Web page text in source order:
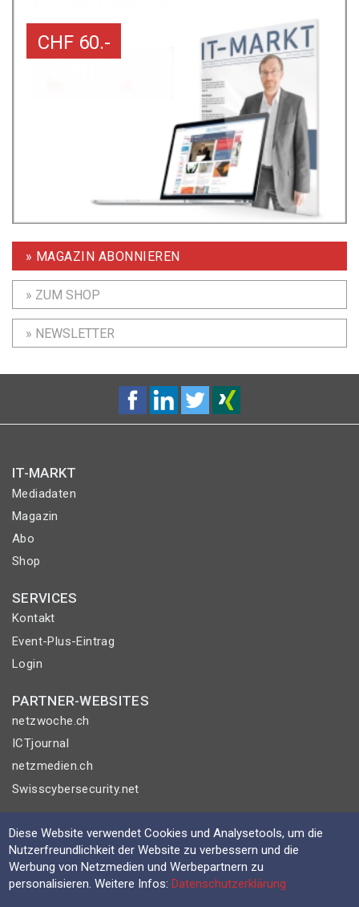
CHF 60.-
» MAGAZIN ABONNIEREN
» ZUM SHOP
» NEWSLETTER
IT-MARKT
Mediadaten
Magazin
Abo
Shop
SERVICES
Kontakt
Event-Plus-Eintrag
Login
PARTNER-WEBSITES
netzwoche.ch
ICTjournal
netzmedien.ch
Swisscybersecurity.net
© NETZMEDIEN AG 2026
Impressum
AGB
Nutzungsbestimmungen
Diese Website verwendet Cookies und Analysetools, um die
Nutzerfreundlichkeit der Website zu verbessern und die
Werbung von Netzmedien und Werbepartnern zu
personalisieren. Weitere Infos:Datenschutzerklärung